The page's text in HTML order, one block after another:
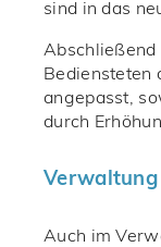
sind in das
Abschließend
Bediensteten
angepasst,
durch
Verwaltung
Auch im